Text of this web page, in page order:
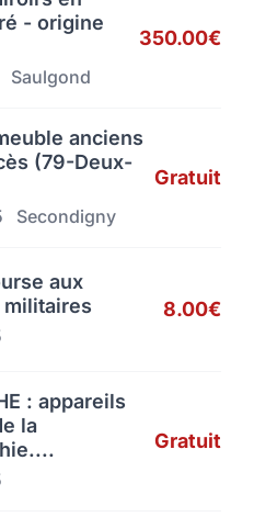
- origine
Saulgond
350.00€
anciens
(79-Deux-
Secondigny
Gratuit
aux
8.00€
: appareils
la
Gratuit